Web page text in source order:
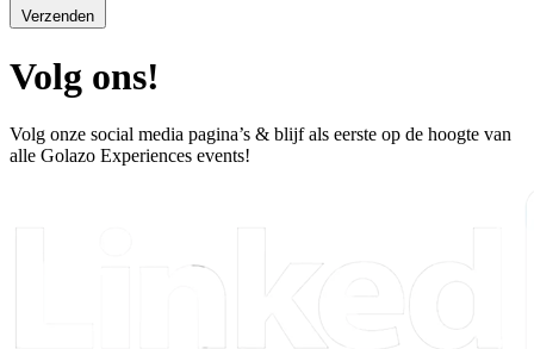
Verzenden
Volg ons!
Volg onze social media pagina’s & blijf als eerste op de hoogte van
alle Golazo Experiences events!